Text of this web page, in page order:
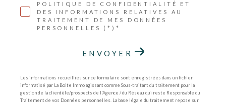
POLITIQUE DE CONFIDENTIALITÉ ET
DES INFORMATIONS RELATIVES AU
TRAITEMENT DE MES DONNÉES
PERSONNELLES (*)*
ENVOYER
Les informations recueillies sur ce formulaire sont enregistrées dans un fichier
informatisé par La Boite Immo agissant comme Sous-traitant du traitement pour la
gestion de la clientèle/prospects de l'Agence / du Réseau qui reste Responsable du
Traitement de vos Données personnelles. La base légale du traitement repose sur